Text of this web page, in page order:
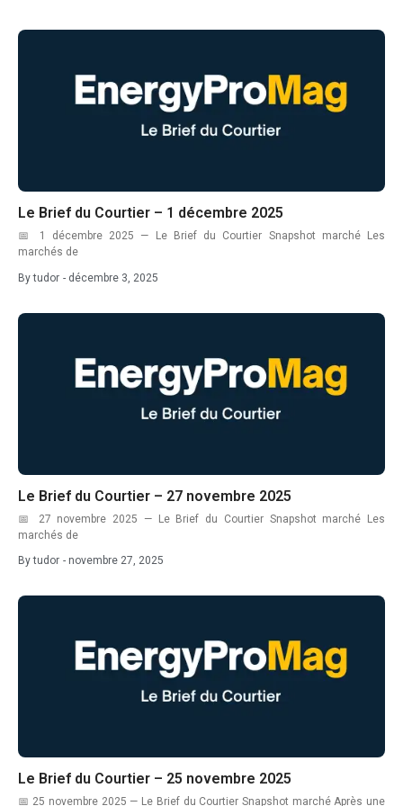
diplôme courtier énergie
efficacité énergétique IAA
efficacité énergétique industrielle
ETS2 2026
factory energy costs
fin ARENH 2026
fin tarif réglementé
Fit for 55 entreprises
formation professionnelle énergie
France 2030 DECARB IND
French electricity market
groupement achat électricité
Le Brief du Courtier – 1 décembre 2025
📅 1 décembre 2025 — Le Brief du Courtier Snapshot marché Les
marchés de
Bytudor - décembre 3, 2025
Le Brief du Courtier – 27 novembre 2025
📅 27 novembre 2025 — Le Brief du Courtier Snapshot marché Les
marchés de
Bytudor - novembre 27, 2025
Le Brief du Courtier – 25 novembre 2025
📅 25 novembre 2025 — Le Brief du Courtier Snapshot marché Après une